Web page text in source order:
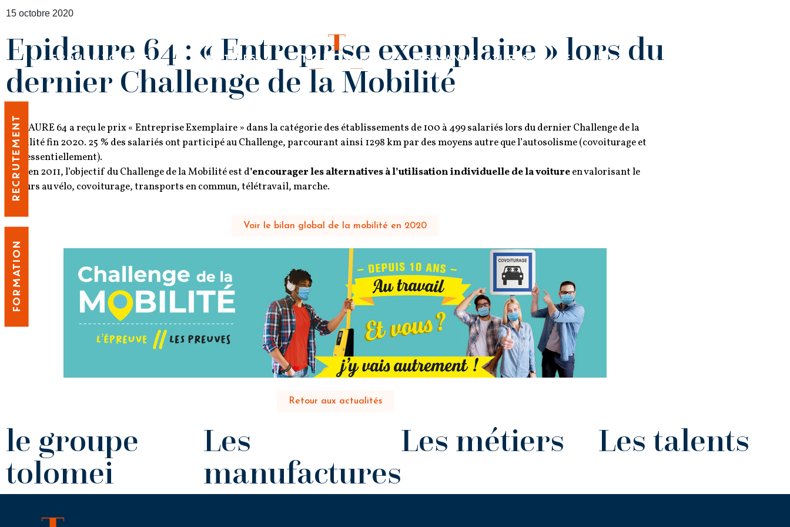
LE GROUPE TOLOMEI LES MÉTIERS LES MANUFACTURES LES TALENTS
15 octobre 2020
Epidaure 64 : « Entreprise exemplaire » lors du
dernier Challenge de la Mobilité
EPIDAURE 64 a reçu le prix « Entreprise Exemplaire » dans la catégorie des établissements de 100 à 499 salariés lors du dernier Challenge de la
Mobilité fin 2020. 25 % des salariés ont participé au Challenge, parcourant ainsi 1298 km par des moyens autre que l’autosolisme (covoiturage et
vélo essentiellement).
Créé en 2011, l’objectif du Challenge de la Mobilité est d’encourager les alternatives à l’utilisation individuelle de la voitureen valorisant le
recours au vélo, covoiturage, transports en commun, télétravail, marche.
Voir le bilan global de la mobilité en 2020
Retour aux actualités
le groupe
tolomei
Les
manufactures
Les métiers Les talents
RECRUTEMENT
FORMATION